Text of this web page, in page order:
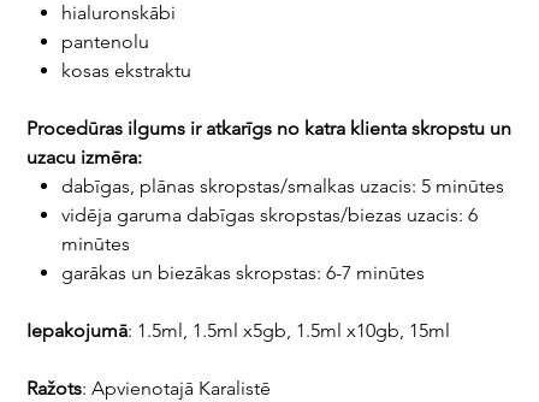
hialuronskābi
pantenolu
kosas ekstraktu
Procedūras ilgums ir atkarīgs no katra klienta skropstu un
uzacu izmēra:
dabīgas, plānas skropstas/smalkas uzacis: 5 minūtes
vidēja garuma dabīgas skropstas/biezas uzacis: 6
minūtes
garākas un biezākas skropstas: 6-7 minūtes
Iepakojumā: 1.5ml, 1.5ml x5gb, 1.5ml x10gb, 15ml
Ražots: Apvienotajā Karalistē